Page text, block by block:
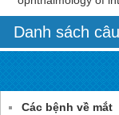
Danh sách
Các bệnh về mắt